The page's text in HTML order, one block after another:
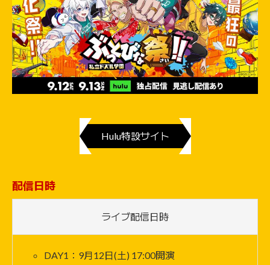
Hulu特設サイト
配信日時
ライブ配信日時
DAY1：9月12日(土) 17:00開演